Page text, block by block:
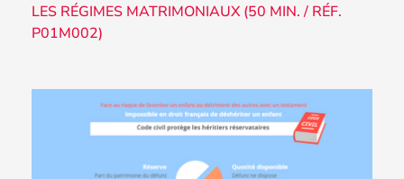
LES RÉGIMES MATRIMONIAUX (50 MIN. / RÉF.
P01M002)